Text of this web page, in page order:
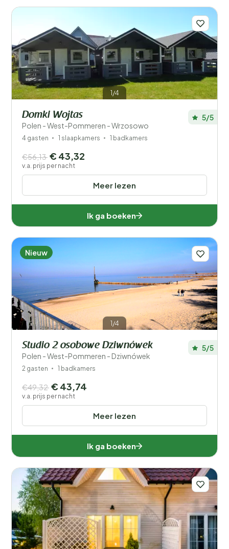
1/4
Domki Wojtas
Polen - West-Pommeren - Wrzosowo
5/5
4 gasten 1 slaapkamers 1 badkamers
Meer lezen
€56,13 € 43,32
v.a. prijs per nacht
Ik ga boeken
1/4
Nieuw
Studio 2 osobowe Dziwnówek
Polen - West-Pommeren - Dziwnówek
5/5
2 gasten 1 badkamers
Meer lezen
€49,32 € 43,74
v.a. prijs per nacht
Ik ga boeken